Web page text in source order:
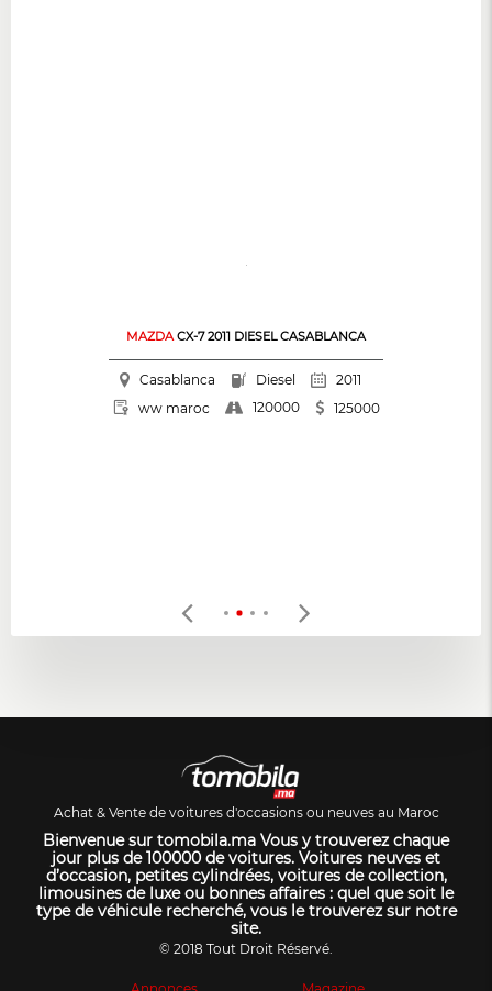
MAZDACX-7 2011 DIESEL CASABLANCA
Casablanca Diesel
2011
ww maroc
120000 125000
Achat & Vente de voitures d'occasions ou neuves au Maroc
Bienvenue sur tomobila.ma Vous y trouverez chaque
jour plus de 100000 de voitures. Voitures neuves et
d’occasion, petites cylindrées, voitures de collection,
limousines de luxe ou bonnes affaires : quel que soit le
type de véhicule recherché, vous le trouverez sur notre
site.
© 2018 Tout Droit Réservé.